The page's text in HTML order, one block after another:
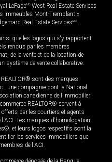
LePageMD West Real Estate Services
immeubles Mont-Tremblant »
Real Estate ServicesMD.
que les logos qui s'y rapportent
rendus par les membres
de la vente et de la location de
système de vente collaborative.
sont des marques
une compagnie dont la National
canadienne de l’immobilier
REALTOR® servent à
par les courtiers et agents
Les marques d'homologation
et leurs logos respectifs sont la
les services immobiliers que
de l'ACI.